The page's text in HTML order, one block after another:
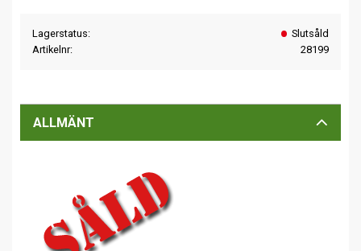
Lagerstatus
Slutsåld
Artikelnr
28199
ALLMÄNT